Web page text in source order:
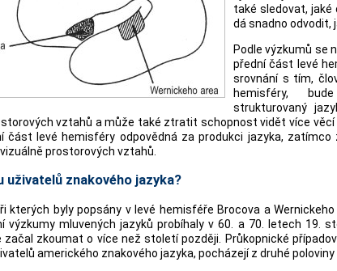
také sledovat,
dá snadno odvodit,
Podle výzkumů se
přední část levé
srovnání s tím,
hemisféry,
strukturovaný
vztahů a může také ztratit schopnost vidět více věcí
část levé hemisféry odpovědná za produkci jazyka,
prostorových vztahů.
uživatelů znakového jazyka?
kterých byly popsány v levé hemisféře Brocova a
výzkumy mluvených jazyků probíhaly v 60. a 70. letech 19.
začal zkoumat o více než století později. Průkopnické
amerického znakového jazyka, pocházejí z druhé